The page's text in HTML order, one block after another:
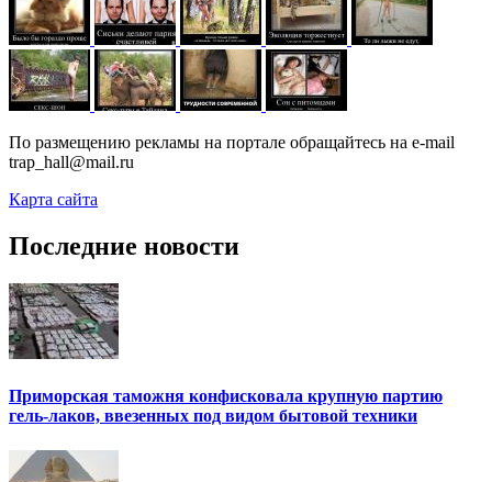
По размещению рекламы на портале обращайтесь на e-mail
trap_hall@mail.ru
Карта сайта
Последние новости
Приморская таможня конфисковала крупную партию
гель-лаков, ввезенных под видом бытовой техники